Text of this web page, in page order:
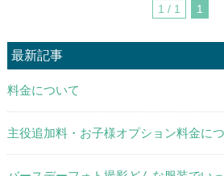
1 / 1 1
最新記事
料金について
主役追加料・お子様オプション料金に